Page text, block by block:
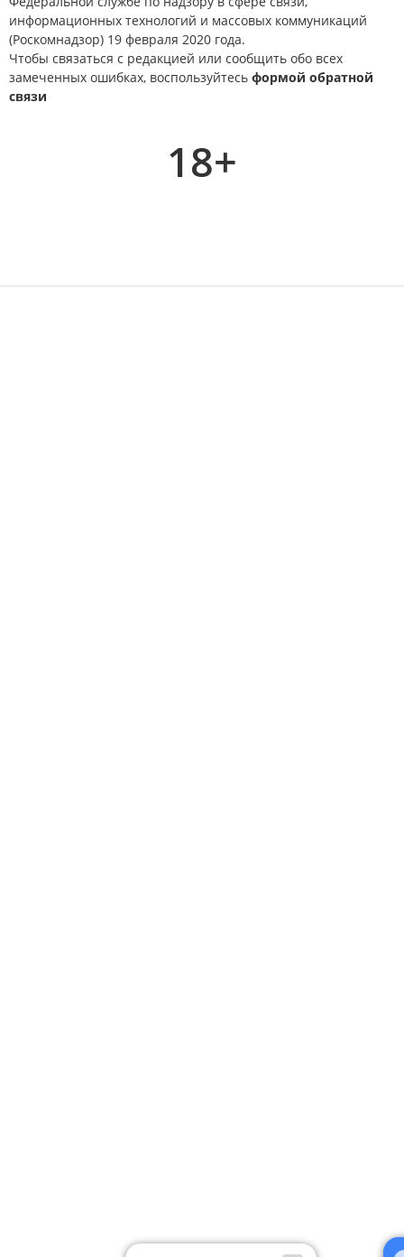
информационных технологий и массовых коммуникаций
(Роскомнадзор) 19 февраля 2020 года.
Чтобы связаться с редакцией или сообщить обо всех
замеченных ошибках, воспользуйтесь формой обратной
связи
18+